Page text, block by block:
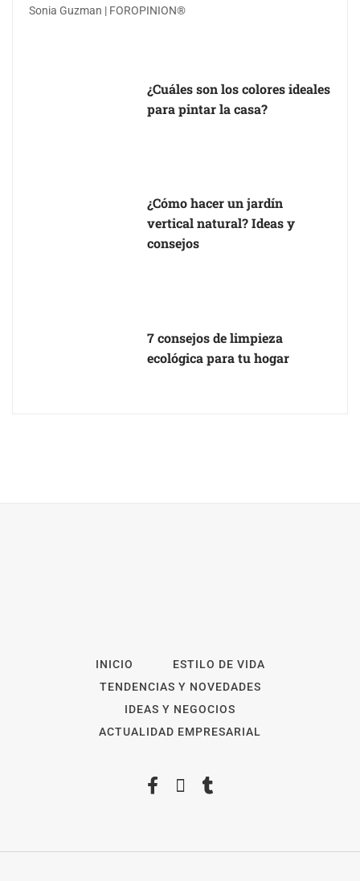
Sonia Guzman | FOROPINION®
¿Cuáles son los colores ideales
para pintar la casa?
¿Cómo hacer un jardín
vertical natural? Ideas y
consejos
7 consejos de limpieza
ecológica para tu hogar
INICIO
ESTILO DE VIDA
TENDENCIAS Y NOVEDADES
IDEAS Y NEGOCIOS
ACTUALIDAD EMPRESARIAL